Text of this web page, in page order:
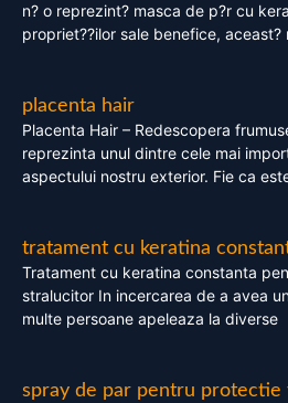
n? o reprezint? masca de p?r cu
propriet??ilor sale benefice, aceast?
placenta hair
Placenta Hair – Redescopera
reprezinta unul dintre cele mai
aspectului nostru exterior. Fie ca
tratament cu keratina
Tratament cu keratina constanta
stralucitor In incercarea de a avea
multe persoane apeleaza la diverse
spray de par pentru protectie